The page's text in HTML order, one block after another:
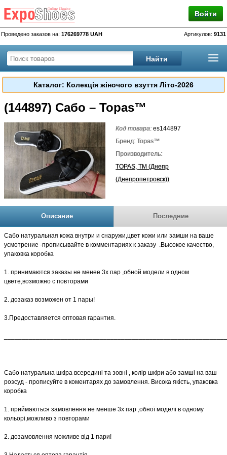
Войти
Проведено заказов на: 176269778 UAH Артикулов: 9131
Каталог: Колекція жіночого взуття Літо-2026
(144897) Сабо – Topas™
Код товара:es144897
Бренд: Topas™
Производитель:
TOPAS, TM (Днепр
(Днепропетровск))
Описание Последние
Сабо натуральная кожа внутри и снаружи,цвет кожи или замши на ваше
усмотрение -прописывайте в комментариях к заказу .Высокое качество,
упаковка коробка
1. принимаются заказы не менее 3х пар ,обной модели в одном
цвете,возможно с повторами
2. дозаказ возможен от 1 пары!
3.Предоставляется оптовая гарантия.
Сабо натуральна шкіра всередині та зовні , колір шкіри або замші на ваш
розсуд - прописуйте в коментарях до замовлення. Висока якість, упаковка
коробка
1. приймаються замовлення не менше 3х пар ,обної моделі в одному
кольорі,можливо з повторами
2. дозамовлення можливе від 1 пари!